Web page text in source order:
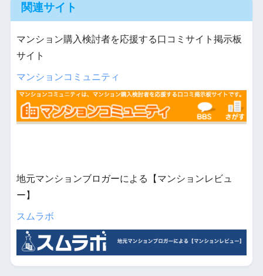
関連サイト
マンション購入検討者を応援する口コミサイト掲示板
サイト
マンションコミュニティ
地元マンションブロガーによる【マンションレビュ
ー】
スムラボ